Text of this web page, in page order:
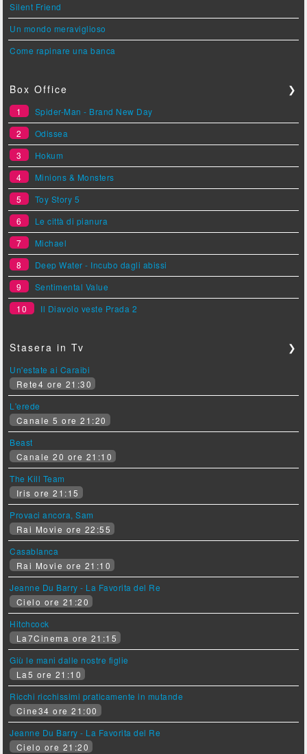
Silent Friend
Un mondo meraviglioso
Come rapinare una banca
Box Office ❯
1
Spider-Man - Brand New Day
2
Odissea
3
Hokum
4
Minions & Monsters
5
Toy Story 5
6
Le città di pianura
7
Michael
8
Deep Water - Incubo dagli abissi
9
Sentimental Value
10
Il Diavolo veste Prada 2
Stasera in Tv ❯
Un'estate ai Caraibi
Rete4 ore 21:30
L'erede
Canale 5 ore 21:20
Beast
Canale 20 ore 21:10
The Kill Team
Iris ore 21:15
Provaci ancora, Sam
Rai Movie ore 22:55
Casablanca
Rai Movie ore 21:10
Jeanne Du Barry - La Favorita del Re
Cielo ore 21:20
Hitchcock
La7Cinema ore 21:15
Giù le mani dalle nostre figlie
La5 ore 21:10
Ricchi ricchissimi praticamente in mutande
Cine34 ore 21:00
Jeanne Du Barry - La Favorita del Re
Cielo ore 21:20